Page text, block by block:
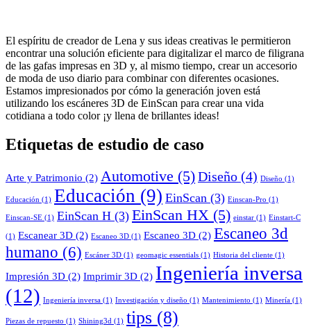
El espíritu de creador de Lena y sus ideas creativas le permitieron
encontrar una solución eficiente para digitalizar el marco de filigrana
de las gafas impresas en 3D y, al mismo tiempo, crear un accesorio
de moda de uso diario para combinar con diferentes ocasiones.
Estamos impresionados por cómo la generación joven está
utilizando los escáneres 3D de EinScan para crear una vida
cotidiana a todo color ¡y llena de brillantes ideas!
Etiquetas de estudio de caso
Arte y Patrimonio (2) Automotive (5)Diseño (4) Diseño (1)
Educación (1) Educación (9) EinScan (3) Einscan-Pro (1)
Einscan-SE (1) EinScan H (3) EinScan HX (5) einstar (1) Einstart-C
(1) Escanear 3D (2) Escaneo 3D (1) Escaneo 3D (2) Escaneo 3d
humano (6) Escáner 3D (1) geomagic essentials (1) Historia del cliente (1)
Impresión 3D (2) Imprimir 3D (2) Ingeniería inversa
(12) Ingeniería inversa (1) Investigación y diseño (1) Mantenimiento (1) Minería (1)
Piezas de repuesto (1) Shining3d (1) tips (8)